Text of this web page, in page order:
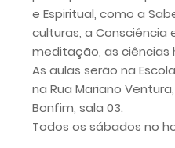
e Espiritual, como a
culturas, a Consciência
meditação, as ciências
As aulas serão na
na Rua Mariano
Bonfim, sala 03.
Todos os sábados no